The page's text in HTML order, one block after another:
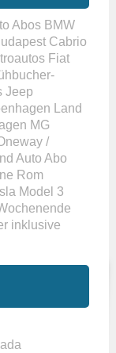
Abos BMW
Cabrio
Fiat
Jeep
Land
MG
/
Auto Abo
Rom
Model 3
inklusive